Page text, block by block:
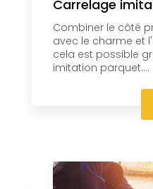
Carrelage
Combiner le côté
avec le charme et
cela est possible
imitation parquet....